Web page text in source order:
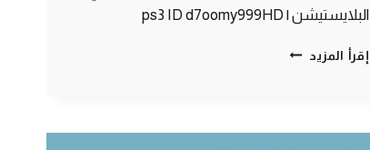
البلايستيشن | ps3 ID d7oomy999HD
إقرأ المزيد ماين